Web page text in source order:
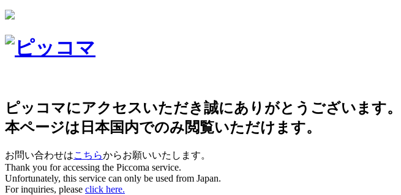
ピッコマにアクセスいただき誠にありがとうございます。
本ページは日本国内でのみ閲覧いただけます。
お問い合わせはこちらからお願いいたします。
Thank you for accessing the Piccoma service.
Unfortunately, this service can only be used from Japan.
For inquiries, please click here.